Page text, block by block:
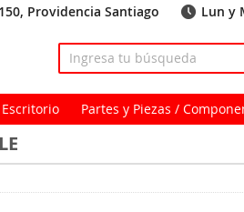
Providencia Santiago Lun y
Escritorio Partes y Piezas /